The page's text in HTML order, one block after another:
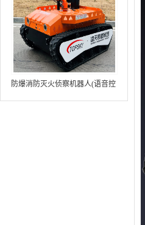
防爆消防灭火侦察机器人(语音控
制+跟随功能+5G控制+水炮跟踪